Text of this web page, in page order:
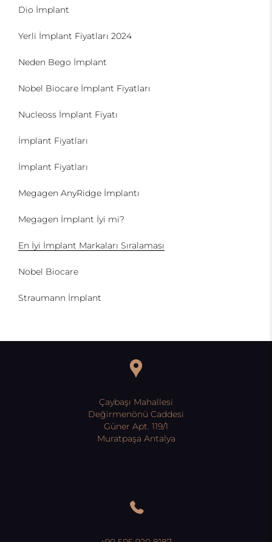
Dio İmplant
Yerli İmplant Fiyatları 2024
Neden Bego İmplant
Nobel Biocare İmplant Fiyatları
Nucleoss İmplant Fiyatı
İmplant Fiyatları
İmplant Fiyatları
Megagen AnyRidge İmplantı
Megagen İmplant İyi mi?
En İyi İmplant Markaları Sıralaması
Nobel Biocare
Straumann İmplant
Çaybaşı Mahallesi
Değirmenönü Caddesi
Güner Apt. 119/1
Muratpaşa Antalya